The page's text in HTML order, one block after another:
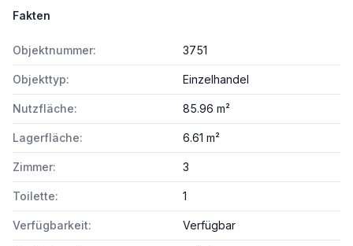
Fakten
Objektnummer: 3751
Objekttyp: Einzelhandel
Nutzfläche: 85.96 m²
Lagerfläche: 6.61 m²
Zimmer: 3
Toilette: 1
Verfügbarkeit: Verfügbar